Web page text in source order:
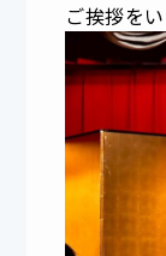
ご挨拶を